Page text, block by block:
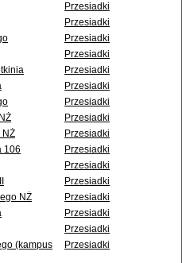
Przesiadki
Przesiadki
Przesiadki
Przesiadki
Przesiadki
Przesiadki
Przesiadki
Przesiadki
NŻ
Przesiadki
106
Przesiadki
Przesiadki
Przesiadki
NŻ
Przesiadki
Przesiadki
Przesiadki
(kampus
Przesiadki